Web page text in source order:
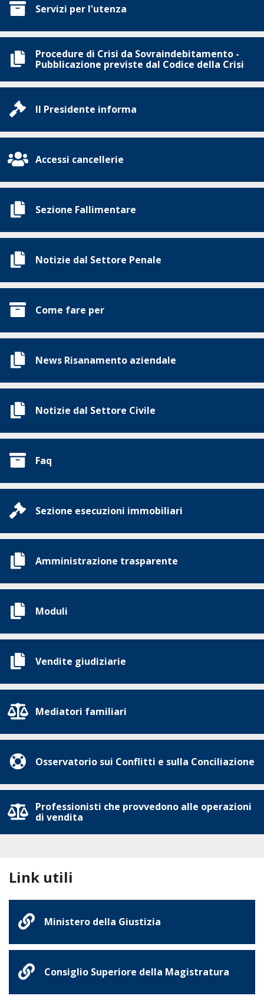
Servizi per l'utenza
Procedure di Crisi da Sovraindebitamento -
Pubblicazione previste dal Codice della Crisi
Il Presidente informa
Accessi cancellerie
Sezione Fallimentare
Notizie dal Settore Penale
Come fare per
News Risanamento aziendale
Notizie dal Settore Civile
Faq
Sezione esecuzioni immobiliari
Amministrazione trasparente
Moduli
Vendite giudiziarie
Mediatori familiari
Osservatorio sui Conflitti e sulla Conciliazione
Professionisti che provvedono alle operazioni
di vendita
Link utili
Ministero della Giustizia
Consiglio Superiore della Magistratura